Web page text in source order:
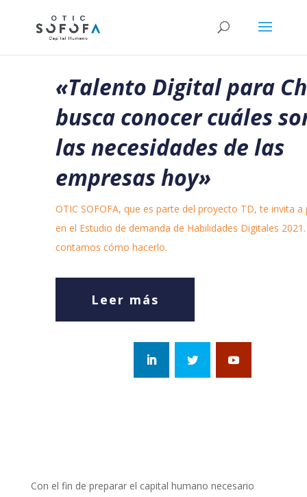
«Talento Digital para
busca conocer cuáles
las necesidades de las
empresas hoy»
OTIC SOFOFA, que es parte del proyecto TD, te invita a
en el Estudio de demanda de Habilidades Digitales
contamos cómo hacerlo.
Leer más
Con el fin de preparar el capital humano necesario